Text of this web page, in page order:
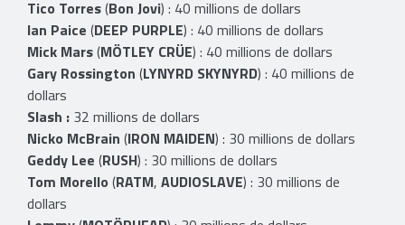
Tico Torres(Bon Jovi) : 40 millions de dollars
Ian Paice (DEEP PURPLE) : 40 millions de dollars
Mick Mars(MÖTLEY CRÜE) : 40 millions de dollars
Gary Rossington (LYNYRD SKYNYRD) : 40 millions de
dollars
Slash : 32 millions de dollars
Nicko McBrain (IRON MAIDEN) : 30 millions de dollars
Geddy Lee (RUSH) : 30 millions de dollars
Tom Morello (RATM, AUDIOSLAVE) : 30 millions de
dollars